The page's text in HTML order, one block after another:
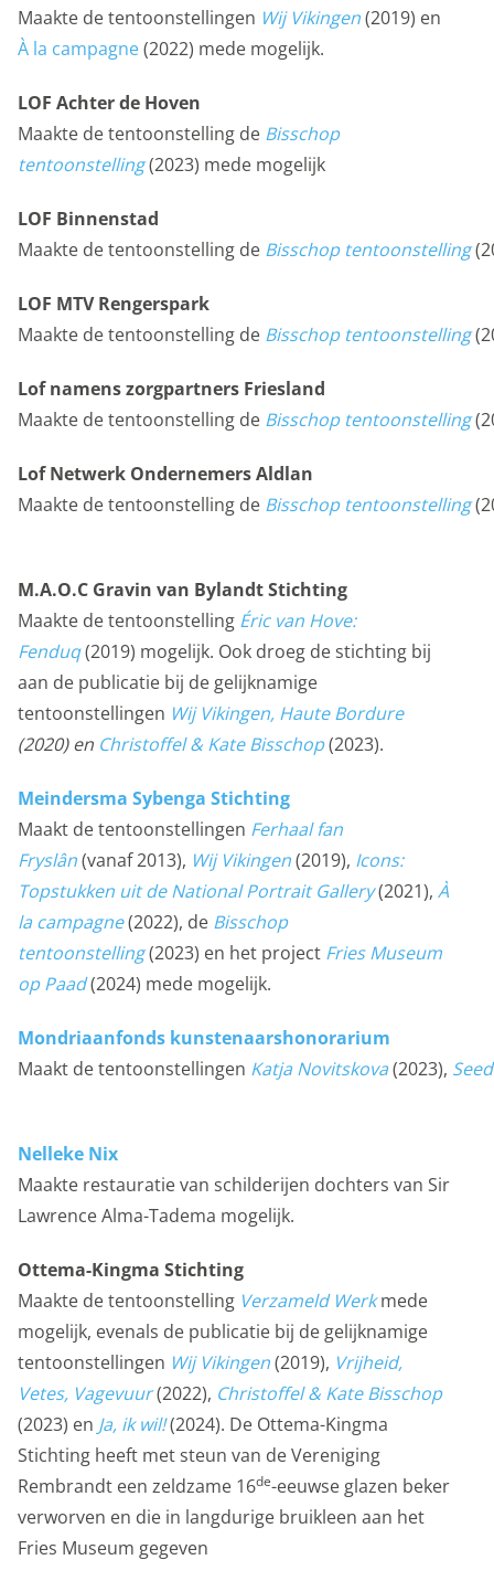
Maakte de tentoonstellingen Wij Vikingen(2019) en
À la campagne(2022) mede mogelijk.
LOF Achter de Hoven
Maakte de tentoonstelling de Bisschop
tentoonstelling(2023) mede mogelijk
LOF Binnenstad
Maakte de tentoonstelling de Bisschop tentoonstelling
LOF MTV Rengerspark
Maakte de tentoonstelling de Bisschop tentoonstelling
Lof namens zorgpartners Friesland
Maakte de tentoonstelling de Bisschop tentoonstelling
Lof Netwerk Ondernemers Aldlan
Maakte de tentoonstelling de Bisschop tentoonstelling
M.A.O.C Gravin van Bylandt Stichting
Maakte de tentoonstelling Éric van Hove:
Fenduq(2019) mogelijk. Ook droeg de stichting bij
aan de publicatie bij de gelijknamige
tentoonstellingen Wij Vikingen, Haute Bordure
(2020) en Christoffel & Kate Bisschop(2023).
Meindersma Sybenga Stichting
Maakt de tentoonstellingen Ferhaal fan
Fryslân(vanaf 2013), Wij Vikingen(2019), Icons:
Topstukken uit de National Portrait Gallery(2021), À
la campagne(2022), de Bisschop
tentoonstelling(2023) en het project Fries Museum
op Paad(2024) mede mogelijk.
Mondriaanfonds kunstenaarshonorarium
Maakt de tentoonstellingen Katja Novitskova(2023),
Nelleke Nix
Maakte restauratie van schilderijen dochters van Sir
Lawrence Alma-Tadema mogelijk.
Ottema-Kingma Stichting
Maakte de tentoonstelling Verzameld Werkmede
mogelijk, evenals de publicatie bij de gelijknamige
tentoonstellingen Wij Vikingen(2019), Vrijheid,
Vetes, Vagevuur(2022), Christoffel & Kate Bisschop
(2023) en Ja, ik wil!(2024). De Ottema-Kingma
Stichting heeft met steun van de Vereniging
Rembrandt een zeldzame 16de-eeuwse glazen beker
verworven en die in langdurige bruikleen aan het
Fries Museum gegeven
Analytische cookies
informatie gebruiken we om onze sites elke dag weer
een beetje beter te maken. Het bezoekgedrag wordt
anoniem in beeld gebracht. Maakt opslag mogelijk die
bijvoorbeeld taalinstellingen. Maakt opslag mogelijk,
zoals cookies (web) of apparaatidentificatoren (apps),
Analytische cookies
Marketing cookies
We gebruiken marketingcookies om je aanbiedingen te
aanbiedingen baseren we op wat je op de website
bekijkt of op jouw persoonlijke interesses. We maken
met je vrienden via social media. Maakt opslag mogelijk,
zoals cookies (web) of apparaatidentificatoren (apps),
gerelateerd aan reclame.
Marketing cookies
Personalisatie cookies
We gebruiken marketingcookies voor personalisatie,
waarmee we jou de meest relevante advertenties
kunnen tonen. Die aanbiedingen baseren we op wat je
op de website bekijkt of op jouw persoonlijke interesses.
We maken ook gebruik van cookies van YouTube,
Facebook en Instagram, zodat je filmpjes en informatie
kunt delen met je vrienden via social media. Stelt
Personalisatie cookies
beter inzicht te krijgen in het functioneren van de
website en onze marketingkanalen. Stelt toestemming
in voor het verzenden van gebruikersgegevens naar
Google voor online advertentiedoeleinden.
Gedeelde klantinformatie
Opslaan Alles accepteren